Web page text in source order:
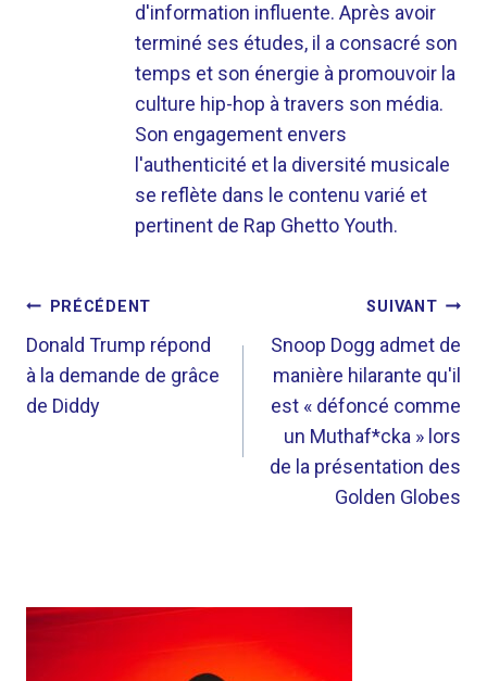
d'information influente. Après avoir
terminé ses études, il a consacré son
temps et son énergie à promouvoir la
culture hip-hop à travers son média.
Son engagement envers
l'authenticité et la diversité musicale
se reflète dans le contenu varié et
pertinent de Rap Ghetto Youth.
NAVIGATION
DE
L’ARTICLE
PRÉCÉDENT
Donald Trump répond
à la demande de grâce
de Diddy
SUIVANT
Snoop Dogg admet de
manière hilarante qu'il
est « défoncé comme
un Muthaf*cka » lors
de la présentation des
Golden Globes